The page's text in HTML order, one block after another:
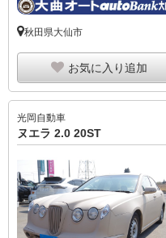
秋田県大仙市
お気に入り追加
光岡自動車
ヌエラ 2.0 20ST